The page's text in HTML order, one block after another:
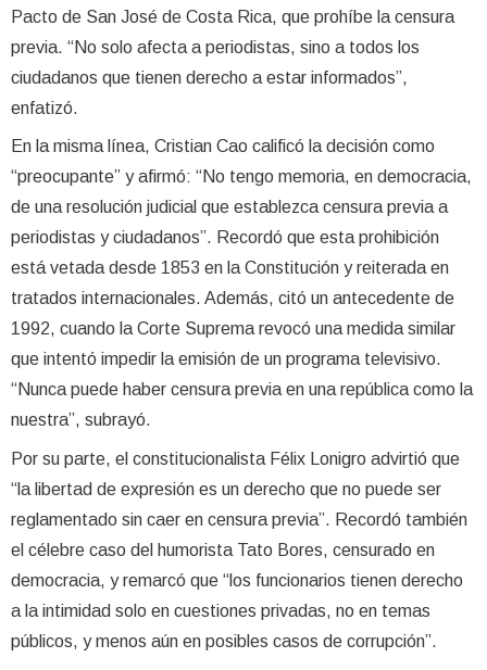
Pacto de San José de Costa Rica, que prohíbe la censura
previa. “No solo afecta a periodistas, sino a todos los
ciudadanos que tienen derecho a estar informados”,
enfatizó.
En la misma línea, Cristian Cao calificó la decisión como
“preocupante” y afirmó: “No tengo memoria, en democracia,
de una resolución judicial que establezca censura previa a
periodistas y ciudadanos”. Recordó que esta prohibición
está vetada desde 1853 en la Constitución y reiterada en
tratados internacionales. Además, citó un antecedente de
1992, cuando la Corte Suprema revocó una medida similar
que intentó impedir la emisión de un programa televisivo.
“Nunca puede haber censura previa en una república como la
nuestra”, subrayó.
Por su parte, el constitucionalista Félix Lonigro advirtió que
“la libertad de expresión es un derecho que no puede ser
reglamentado sin caer en censura previa”. Recordó también
el célebre caso del humorista Tato Bores, censurado en
democracia, y remarcó que “los funcionarios tienen derecho
a la intimidad solo en cuestiones privadas, no en temas
públicos, y menos aún en posibles casos de corrupción”.